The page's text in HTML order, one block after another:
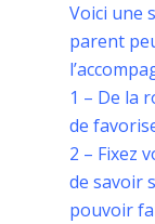
Voici une
parent
1 – De la
de
2 – Fixez
de savoir
pouvoir